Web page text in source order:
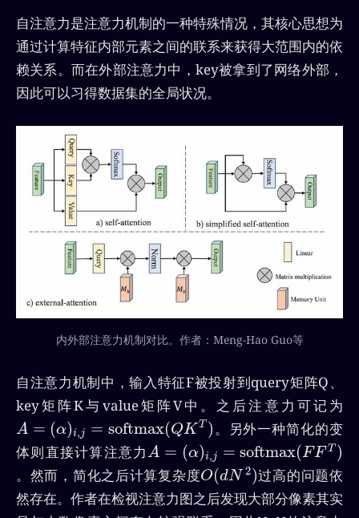
自注意力是注意力机制的一种特殊情况，其核心思想为
通过计算特征内部元素之间的联系来获得大范围内的依
赖关系。而在外部注意力中，key被拿到了网络外部，
因此可以习得数据集的全局状况。
内外部注意力机制对比。作者：Meng-Hao Guo等
自注意力机制中，输入特征F被投射到query矩阵Q、
key矩阵K与value矩阵V中。之后注意力可记为
A = (α)i,j = softmax(QKT )
A = α) ,j softmax Q KT)
。另外一种简化的变
体则直接计算注意力A = (α)i,j = softmax(FF T )
A =( α) ,j = softmax FT)
。然而，简化之后计算复杂度O(dN 2)
O(dN2)过高的问题依
然存在。作者在检视注意力图之后发现大部分像素其实